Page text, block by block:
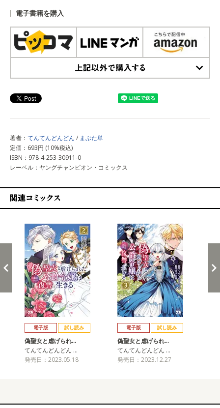
電子書籍を購入
著者： てんてんどんどん / まぶた単
定価：693円 (10%税込)
ISBN：978-4-253-30911-0
レーベル：ヤングチャンピオン・コミックス
電子版 試し読み
偽聖女と虐げられ…
てんてんどんどん …
発売日：2023.05.18
電子版 試し読み
偽聖女と虐げられ…
てんてんどんどん …
発売日：2023.12.27